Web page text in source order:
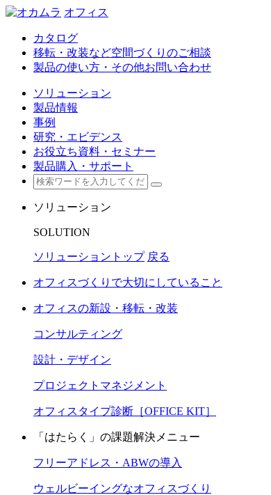
オフィス
カタログ
移転・改装など空間づくりのご相談
製品の使い方・その他お問い合わせ
ソリューション
製品情報
事例
研究・エビデンス
お役立ち資料・セミナー
製品購入・サポート
ソリューション
SOLUTION
ソリューショントップ 戻る
オフィスづくりで大切にしていること
オフィスの新設・移転・改装
コンサルティング
設計・デザイン
プロジェクトマネジメント
オフィスタイプ診断［OFFICE KIT］
「はたらく」の課題解決メニュー
フリーアドレス・ABWの導入
ウェルビーイングなオフィスづくり